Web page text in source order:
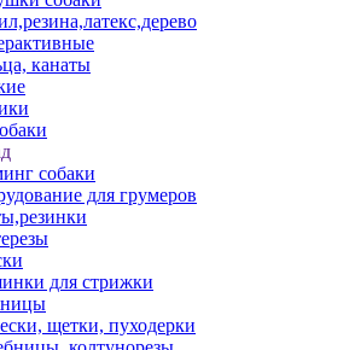
канаты
собаки
для грумеров
для стрижки
щетки, пуходерки